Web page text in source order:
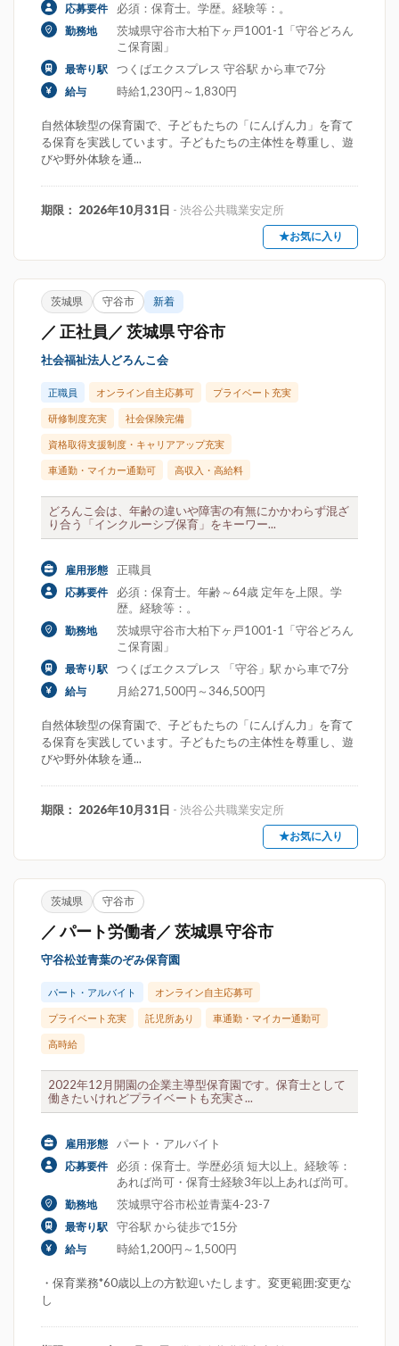
応募要件 必須：保育士。学歴。経験等：。
勤務地
茨城県守谷市大柏下ヶ戸1001-1「守谷どろん
こ保育園」
最寄り駅 つくばエクスプレス 守谷駅 から車で7分
給与 時給1,230円～1,830円
自然体験型の保育園で、子どもたちの「にんげん力」を育て
る保育を実践しています。子どもたちの主体性を尊重し、遊
びや野外体験を通...
期限： 2026年10月31日 - 渋谷公共職業安定所
★お気に入り
茨城県 守谷市 新着
／ 正社員／ 茨城県 守谷市
社会福祉法人どろんこ会
正職員 オンライン自主応募可 プライベート充実
研修制度充実 社会保険完備
資格取得支援制度・キャリアアップ充実
車通勤・マイカー通勤可 高収入・高給料
どろんこ会は、年齢の違いや障害の有無にかかわらず混ざ
り合う「インクルーシブ保育」をキーワー...
雇用形態 正職員
応募要件
必須：保育士。年齢～64歳 定年を上限。学
歴。経験等：。
勤務地
茨城県守谷市大柏下ヶ戸1001-1「守谷どろん
こ保育園」
最寄り駅 つくばエクスプレス 「守谷」駅 から車で7分
給与 月給271,500円～346,500円
自然体験型の保育園で、子どもたちの「にんげん力」を育て
る保育を実践しています。子どもたちの主体性を尊重し、遊
びや野外体験を通...
期限： 2026年10月31日 - 渋谷公共職業安定所
★お気に入り
茨城県 守谷市
／ パート労働者／ 茨城県 守谷市
守谷松並青葉のぞみ保育園
パート・アルバイト オンライン自主応募可
プライベート充実 託児所あり 車通勤・マイカー通勤可
高時給
2022年12月開園の企業主導型保育園です。保育士として
働きたいけれどプライベートも充実さ...
雇用形態 パート・アルバイト
応募要件
必須：保育士。学歴必須 短大以上。経験等：
あれば尚可・保育士経験3年以上あれば尚可。
勤務地 茨城県守谷市松並青葉4-23-7
最寄り駅 守谷駅 から徒歩で15分
給与 時給1,200円～1,500円
・保育業務*60歳以上の方歓迎いたします。変更範囲:変更な
し